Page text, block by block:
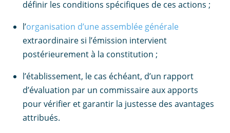
définir les conditions spécifiques de ces actions ;
l’organisation d’une assemblée générale
extraordinaire si l’émission intervient
postérieurement à la constitution ;
l’établissement, le cas échéant, d’un rapport
d’évaluation par un commissaire aux apports
pour vérifier et garantir la justesse des avantages
attribués.